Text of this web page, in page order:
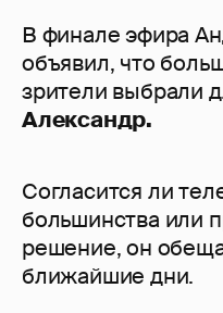
В финале эфира
объявил, что
зрители выбрали
Александр.
Согласится ли
большинства или
решение, он
ближайшие дни.